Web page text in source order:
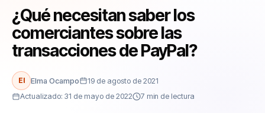
¿Qué necesitan saber los
comerciantes sobre las
transacciones de PayPal?
El Elma Ocampo
19 de agosto de 2021
Actualizado: 31 de mayo de 2022
7 min de lectura